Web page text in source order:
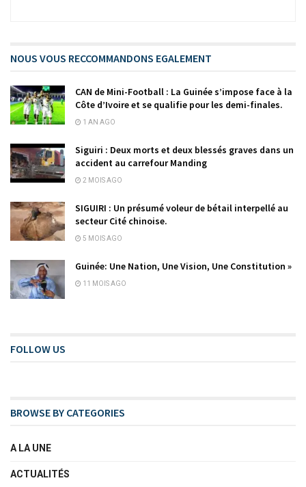
NOUS VOUS RECCOMMANDONS EGALEMENT
CAN de Mini-Football : La Guinée s’impose face à la
Côte d’Ivoire et se qualifie pour les demi-finales.
1 AN AGO
Siguiri : Deux morts et deux blessés graves dans un
accident au carrefour Manding
2 MOIS AGO
SIGUIRI : Un présumé voleur de bétail interpellé au
secteur Cité chinoise.
5 MOIS AGO
Guinée: Une Nation, Une Vision, Une Constitution »
11 MOIS AGO
FOLLOW US
BROWSE BY CATEGORIES
A LA UNE
ACTUALITÉS